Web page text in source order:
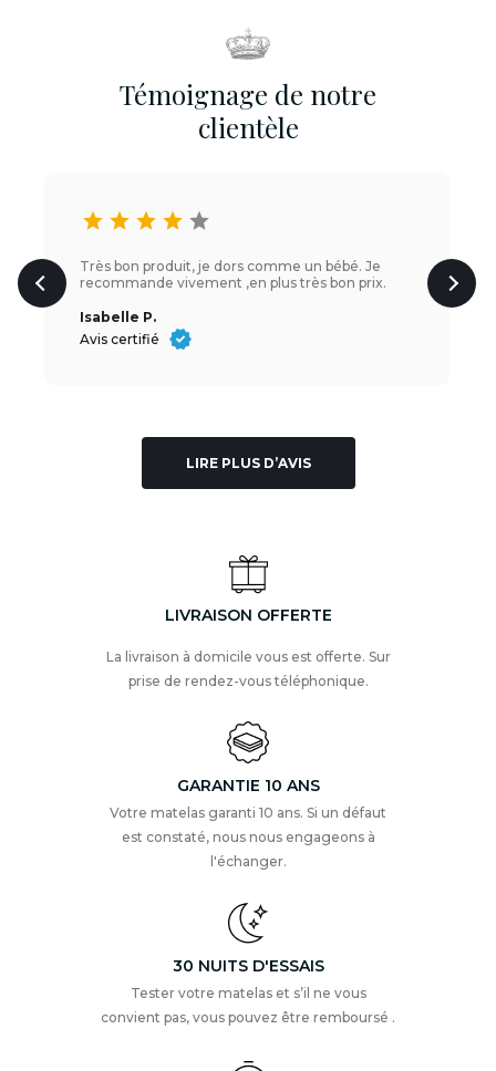
Témoignage de notre
clientèle
star star star star star
Très bon produit, je dors comme un bébé. Je
recommande vivement ,en plus très bon prix.
Isabelle P.
Avis certifié
LIRE PLUS D’AVIS
LIVRAISON OFFERTE
La livraison à domicile vous est offerte. Sur
prise de rendez-vous téléphonique.
GARANTIE 10 ANS
Votre matelas garanti 10 ans. Si un défaut
est constaté, nous nous engageons à
l'échanger.
30 NUITS D'ESSAIS
Tester votre matelas et s’il ne vous
convient pas, vous pouvez être remboursé .